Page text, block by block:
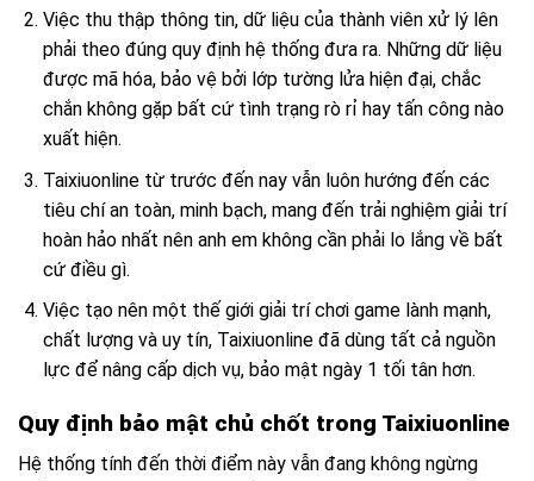
Việc thu thập thông tin, dữ liệu của thành viên xử lý lên
phải theo đúng quy định hệ thống đưa ra. Những dữ liệu
được mã hóa, bảo vệ bởi lớp tường lửa hiện đại, chắc
chắn không gặp bất cứ tình trạng rò rỉ hay tấn công nào
xuất hiện.
Taixiuonline từ trước đến nay vẫn luôn hướng đến các
tiêu chí an toàn, minh bạch, mang đến trải nghiệm giải trí
hoàn hảo nhất nên anh em không cần phải lo lắng về bất
cứ điều gì.
Việc tạo nên một thế giới giải trí chơi game lành mạnh,
chất lượng và uy tín, Taixiuonline đã dùng tất cả nguồn
lực để nâng cấp dịch vụ, bảo mật ngày 1 tối tân hơn.
Quy định bảo mật chủ chốt trong Taixiuonline
Hệ thống tính đến thời điểm này vẫn đang không ngừng